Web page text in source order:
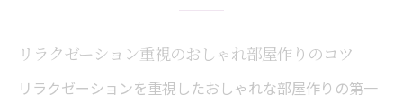
リラクゼーション重視のおしゃれ部屋作りのコツ
リラクゼーションを重視したおしゃれな部屋作りの第一